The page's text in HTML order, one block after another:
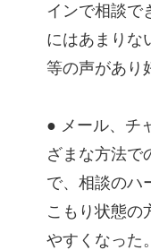
インで相談で
にはあまりな
等の声があり
● メール、チ
ざまな方法で
で、相談のハ
こもり状態の
やすくなった。